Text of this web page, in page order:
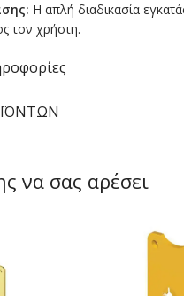
Η απλή διαδικασία
τον χρήστη.
να σας αρέσει